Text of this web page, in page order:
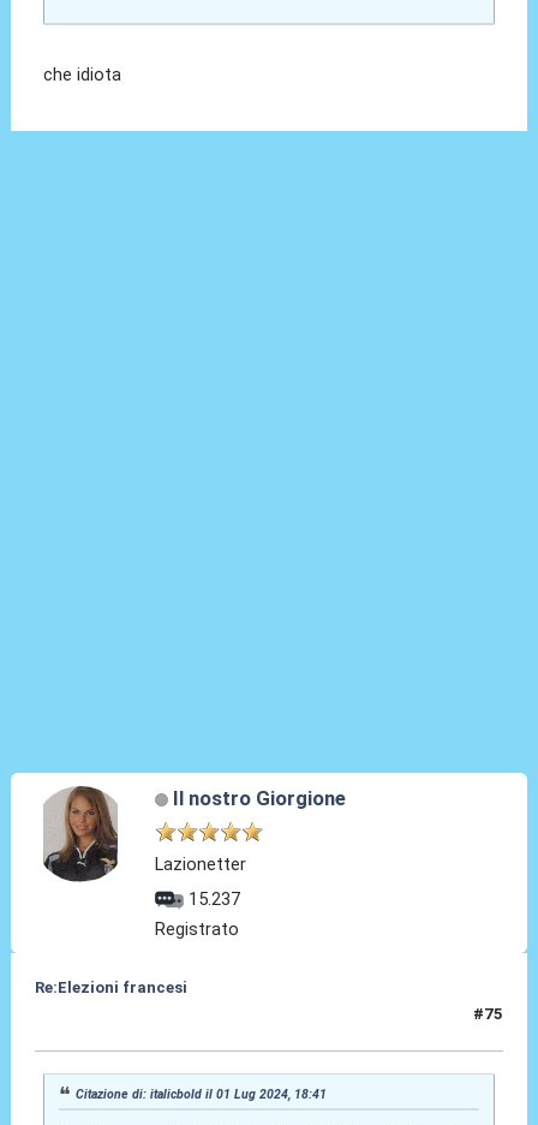
che idiota
Il nostro Giorgione
Lazionetter
15.237
Registrato
Re:Elezioni francesi
#75
Citazione di: italicbold il 01 Lug 2024, 18:41